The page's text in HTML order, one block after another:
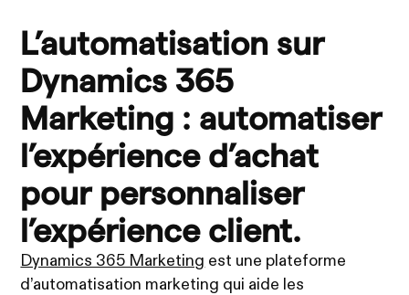
L’automatisation sur
Dynamics 365
Marketing : automatiser
l’expérience d’achat
pour personnaliser
l’expérience client.
Dynamics 365 Marketing est une plateforme
d’automatisation marketing qui aide les